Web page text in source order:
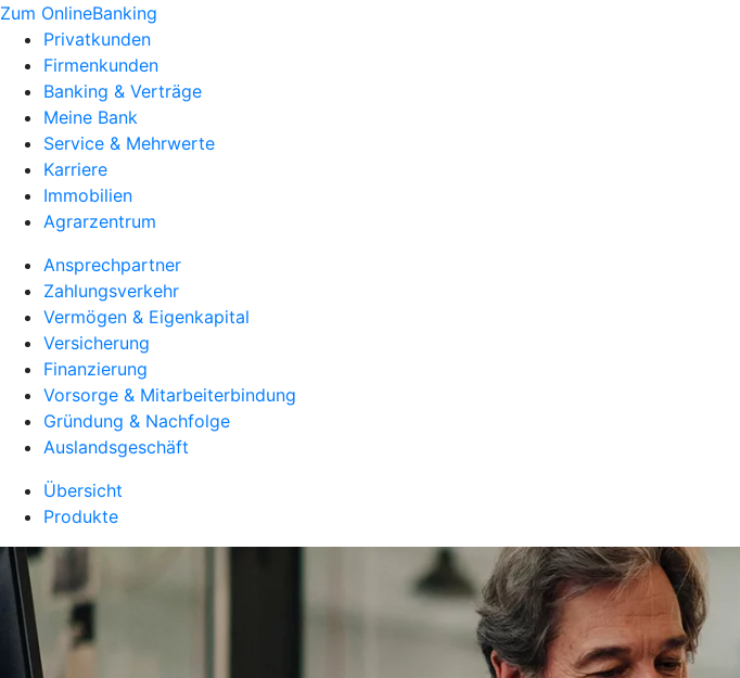
Zum OnlineBanking
Privatkunden
Firmenkunden
Banking & Verträge
Meine Bank
Service & Mehrwerte
Karriere
Immobilien
Agrarzentrum
Ansprechpartner
Zahlungsverkehr
Vermögen & Eigenkapital
Versicherung
Finanzierung
Vorsorge & Mitarbeiterbindung
Gründung & Nachfolge
Auslandsgeschäft
Übersicht
Produkte